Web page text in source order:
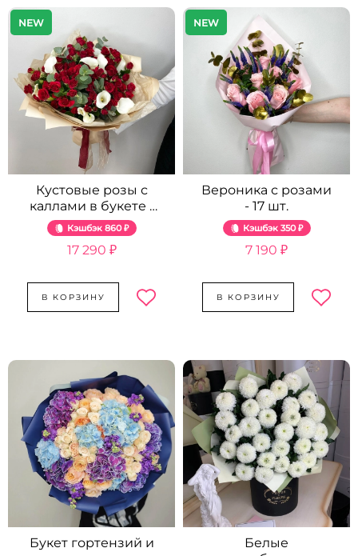
NEW
Кустовые розы с
каллами в букете -
29 шт.
Кэшбэк 860 ₽
17 290 ₽
В КОРЗИНУ
NEW
Вероника с розами
- 17 шт.
Кэшбэк 350 ₽
7 190 ₽
В КОРЗИНУ
Букет гортензий и
Белые